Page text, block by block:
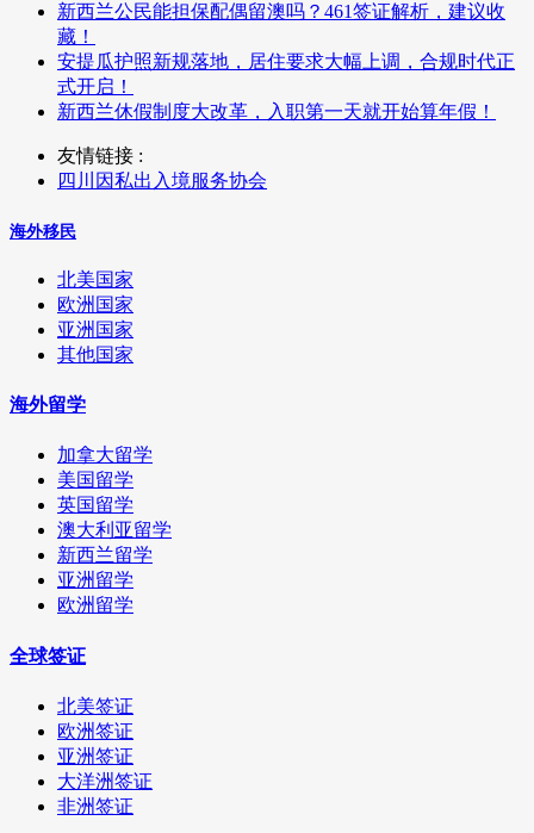
新西兰公民能担保配偶留澳吗？461签证解析，建议收
藏！
安提瓜护照新规落地，居住要求大幅上调，合规时代正
式开启！
新西兰休假制度大改革，入职第一天就开始算年假！
友情链接 :
四川因私出入境服务协会
海外移民
北美国家
欧洲国家
亚洲国家
其他国家
海外留学
加拿大留学
美国留学
英国留学
澳大利亚留学
新西兰留学
亚洲留学
欧洲留学
全球签证
北美签证
欧洲签证
亚洲签证
大洋洲签证
非洲签证